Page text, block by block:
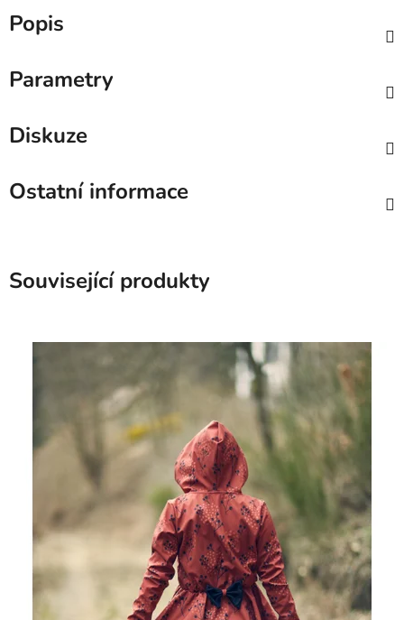
Popis
Parametry
Diskuze
Ostatní informace
Související produkty